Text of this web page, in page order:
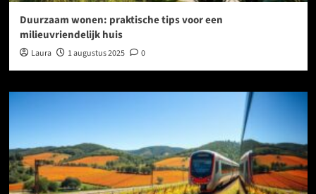
Duurzaam wonen: praktische tips voor een
milieuvriendelijk huis
Laura 1 augustus 2025 0